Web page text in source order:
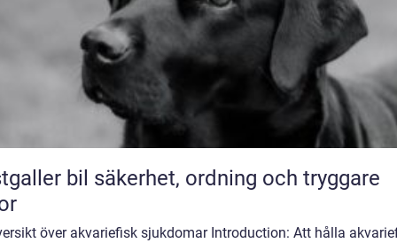
ordning och tryggare
över akvariefisk sjukdomar Introduction: Att hålla